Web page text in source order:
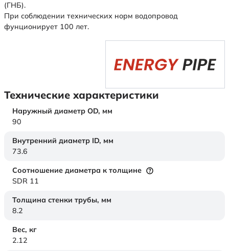
(ГНБ).
При соблюдении технических норм водопровод
фунционирует 100 лет.
Технические характеристики
Наружный диаметр OD, мм
90
Внутренний диаметр ID, мм
73.6
Соотношение диаметра к толщине
SDR 11
Толщина стенки трубы, мм
8.2
Вес, кг
2.12